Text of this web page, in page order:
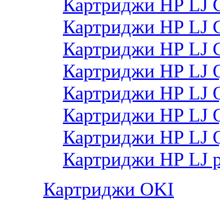
Картриджи HP LJ
Картриджи HP LJ
Картриджи HP LJ
Картриджи HP LJ
Картриджи HP LJ
Картриджи HP LJ
Картриджи HP LJ
Картриджи HP LJ
Картриджи OKI